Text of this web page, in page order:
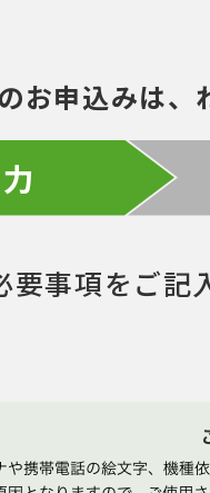
お申込みは、
要事項をご記